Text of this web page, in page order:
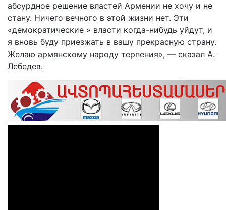
абсурдное решение властей Армении не хочу и не
стану. Ничего вечного в этой жизни нет. Эти
«демократические » власти когда-нибудь уйдут, и
я вновь буду приезжать в вашу прекрасную страну.
Желаю армянскому народу терпения», — сказал А.
Лебедев.